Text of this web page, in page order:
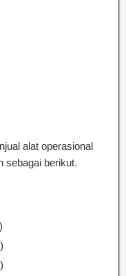
alat operasional
sebagai berikut.